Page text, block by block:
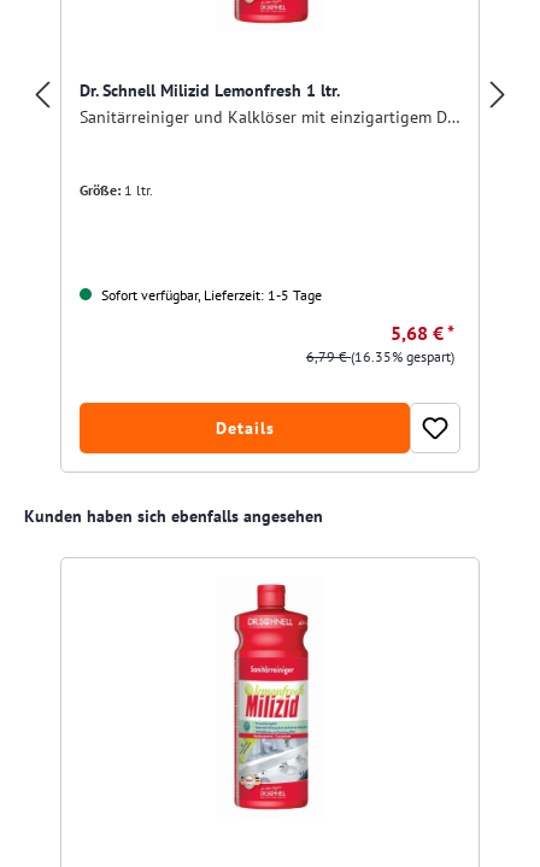
Dr. Schnell Milizid Lemonfresh 1 ltr.
Sanitärreiniger und Kalklöser mit einzigartigem Dufterlebnis
Größe: 1 ltr.
Sofort verfügbar, Lieferzeit: 1-5 Tage
5,68 € *
6,79 €(16.35% gespart)
Details
Produktgalerie überspringen
Kunden haben sich ebenfalls angesehen